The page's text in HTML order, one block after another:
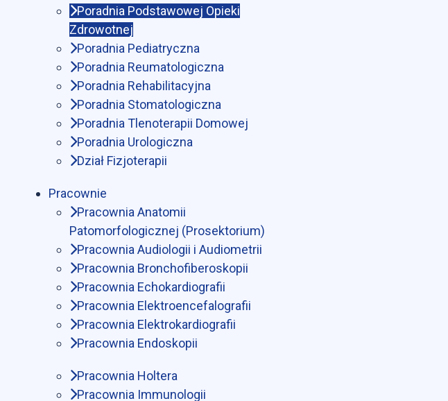
Poradnia Podstawowej Opieki
Zdrowotnej
Poradnia Pediatryczna
Poradnia Reumatologiczna
Poradnia Rehabilitacyjna
Poradnia Stomatologiczna
Poradnia Tlenoterapii Domowej
Poradnia Urologiczna
Dział Fizjoterapii
Pracownie
Pracownia Anatomii
Patomorfologicznej (Prosektorium)
Pracownia Audiologii i Audiometrii
Pracownia Bronchofiberoskopii
Pracownia Echokardiografii
Pracownia Elektroencefalografii
Pracownia Elektrokardiografii
Pracownia Endoskopii
Pracownia Holtera
Pracownia Immunologii